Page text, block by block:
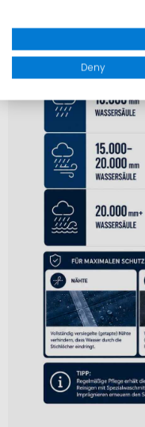
Deny